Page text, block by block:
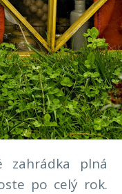
zahrádka plná
po celý rok.